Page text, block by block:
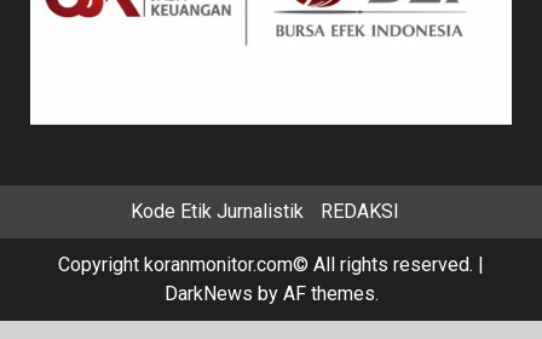
Kode Etik Jurnalistik REDAKSI
Copyright koranmonitor.com© All rights reserved. |
DarkNews by AF themes.